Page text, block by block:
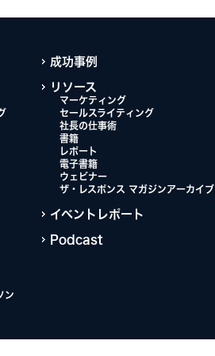
ン
成功事例
リソース
マーケティング
セールスライティング
社長の仕事術
書籍
レポート
電子書籍
ウェビナー
ザ・レスポンス マガジンアーカイブ
イベントレポート
Podcast